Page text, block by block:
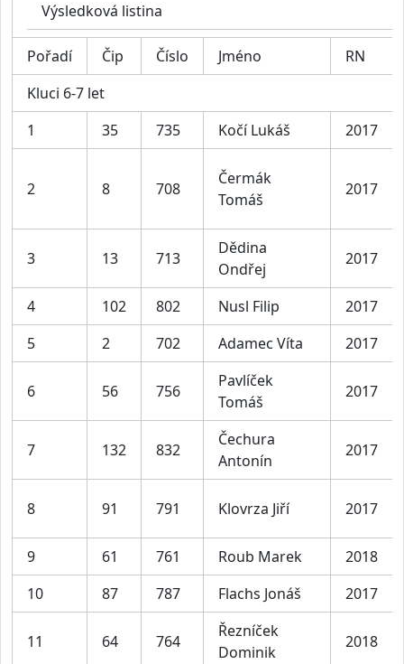
Výsledková listina
Pořadí Čip Číslo Jméno
RN
Kluci 6-7 let
1
35 735 Kočí Lukáš 2017
2 8 708
Čermák
Tomáš
2017
3 13 713
Dědina
Ondřej
2017
4 102 802 Nusl Filip
2017
5
2 702 Adamec Víta 2017
6 56 756
Pavlíček
Tomáš
2017
7 132 832
Čechura
Antonín
2017
8 91 791 Klovrza Jiří 2017
9 61 761 Roub Marek
2018
10
87 787 Flachs Jonáš 2017
11 64 764
Řezníček
Dominik
2018